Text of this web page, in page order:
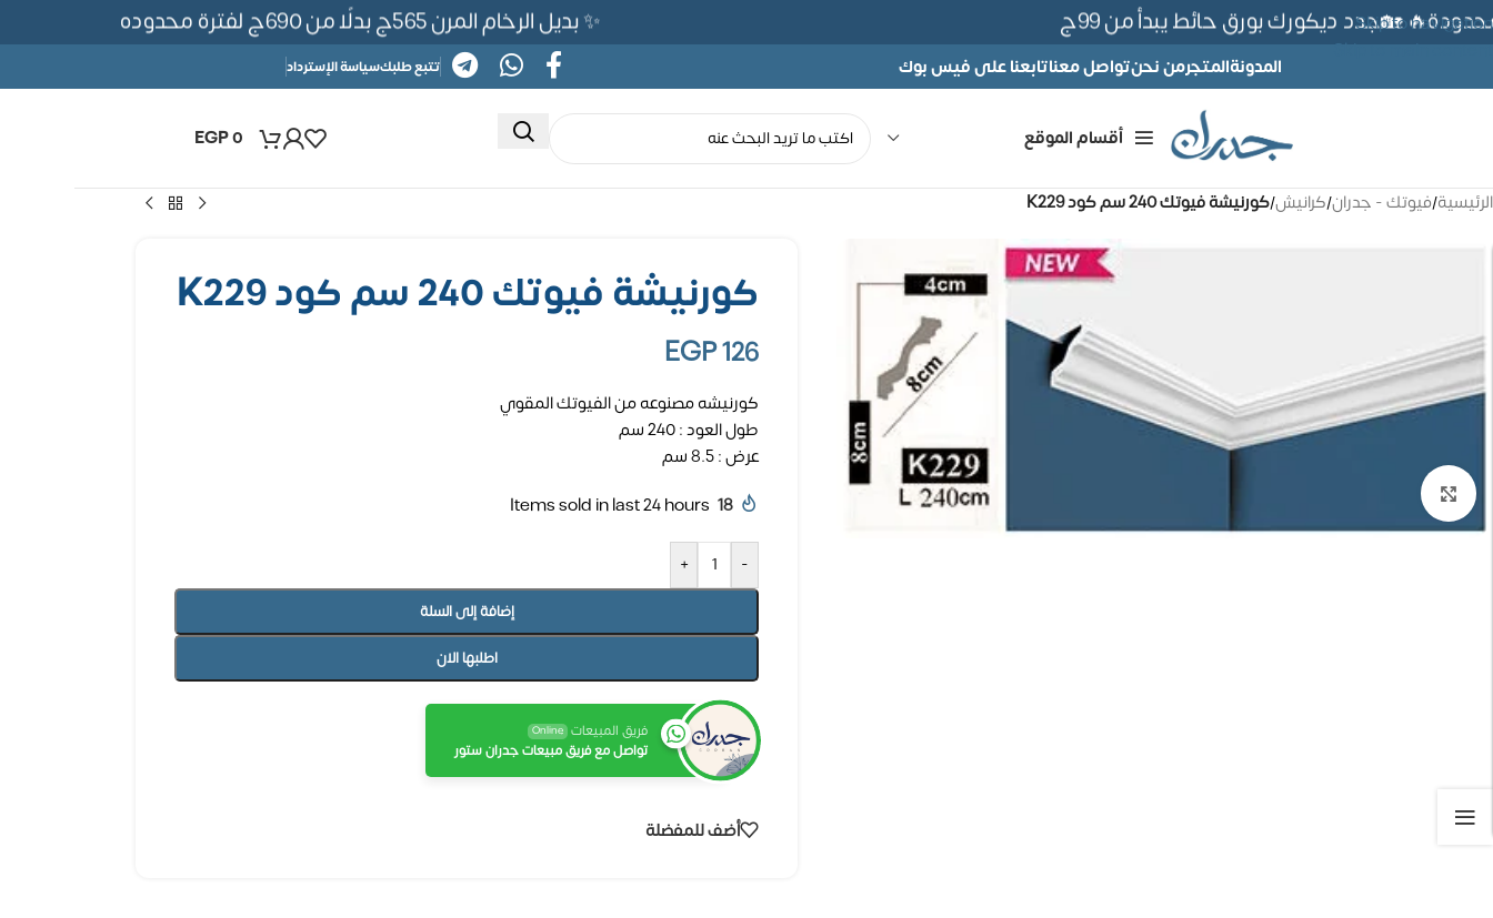
Skip to navigation
Skip to main content
✨ بديل الرخام المرن 565ج بدلًا من 690ج لفترة محدوده 🏡جدد ديكورك بورق حائط يبدأ من 99ج
المدونةالمتجرمن نحنتواصل معناتابعنا على فيس بوك تتبع طلبكسياسة الإسترداد
أقسام الموقع EGP0
الرئيسية/فيوتك - جدران/كرانيش/كورنيشة فيوتك 240 سم كود K229
كورنيشة فيوتك 240 سم كود K229
EGP126
كورنيشه مصنوعه من الفيوتك المقوي
طول العود : 240 سم
عرض : 8.5 سم
18
Items sold in last 24 hours
-
+
إضافة إلى السلة
اطلبها الان
فريق المبيعات Online
تواصل مع فريق مبيعات جدران ستور
أضف للمفضلة